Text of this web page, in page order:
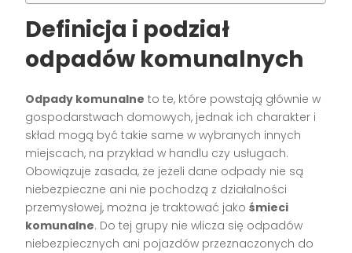
Definicja i podział
odpadów komunalnych
Odpady komunalne to te, które powstają głównie w
gospodarstwach domowych, jednak ich charakter i
skład mogą być takie same w wybranych innych
miejscach, na przykład w handlu czy usługach.
Obowiązuje zasada, że jeżeli dane odpady nie są
niebezpieczne ani nie pochodzą z działalności
przemysłowej, można je traktować jakośmieci
komunalne. Do tej grupy nie wlicza się odpadów
niebezpiecznych ani pojazdów przeznaczonych do